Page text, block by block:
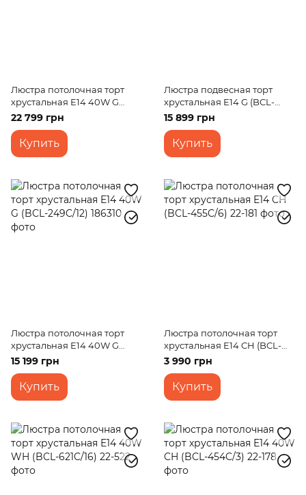
Люстра потолочная торт
хрустальная E14 40W G
(BCL-198C/24)
22 799 грн
Купить
Люстра подвесная торт
хрустальная E14 G (BCL-
439S/12)
15 899 грн
Купить
Люстра потолочная торт
хрустальная E14 40W G
(BCL-249C/12)
15 199 грн
Купить
Люстра потолочная торт
хрустальная E14 CH (BCL-
455C/6)
3 990 грн
Купить